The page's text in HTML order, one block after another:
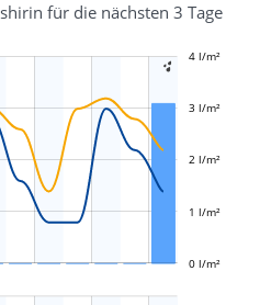
für die nächsten 3 Tage

L
-1 l/m²
-0,5 l/m²
0 l/m²
0,5 l/m²
1 l/m²
1,5 l/m²
2 l/m²
5 l/m²
3 l/m²
4 l/m²
-2 l/m²